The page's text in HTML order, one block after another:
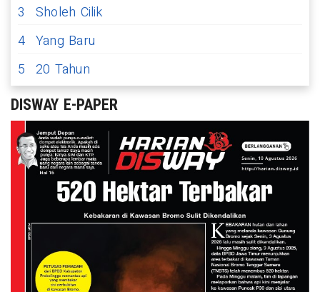
3
Sholeh Cilik
4 Yang Baru
5 20 Tahun
DISWAY E-PAPER